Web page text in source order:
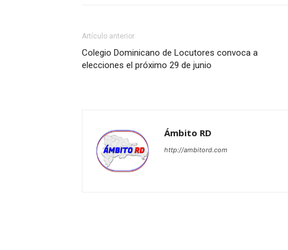
Artículo anterior
Colegio Dominicano de Locutores convoca a
elecciones el próximo 29 de junio
Ámbito RD
http://ambitord.com